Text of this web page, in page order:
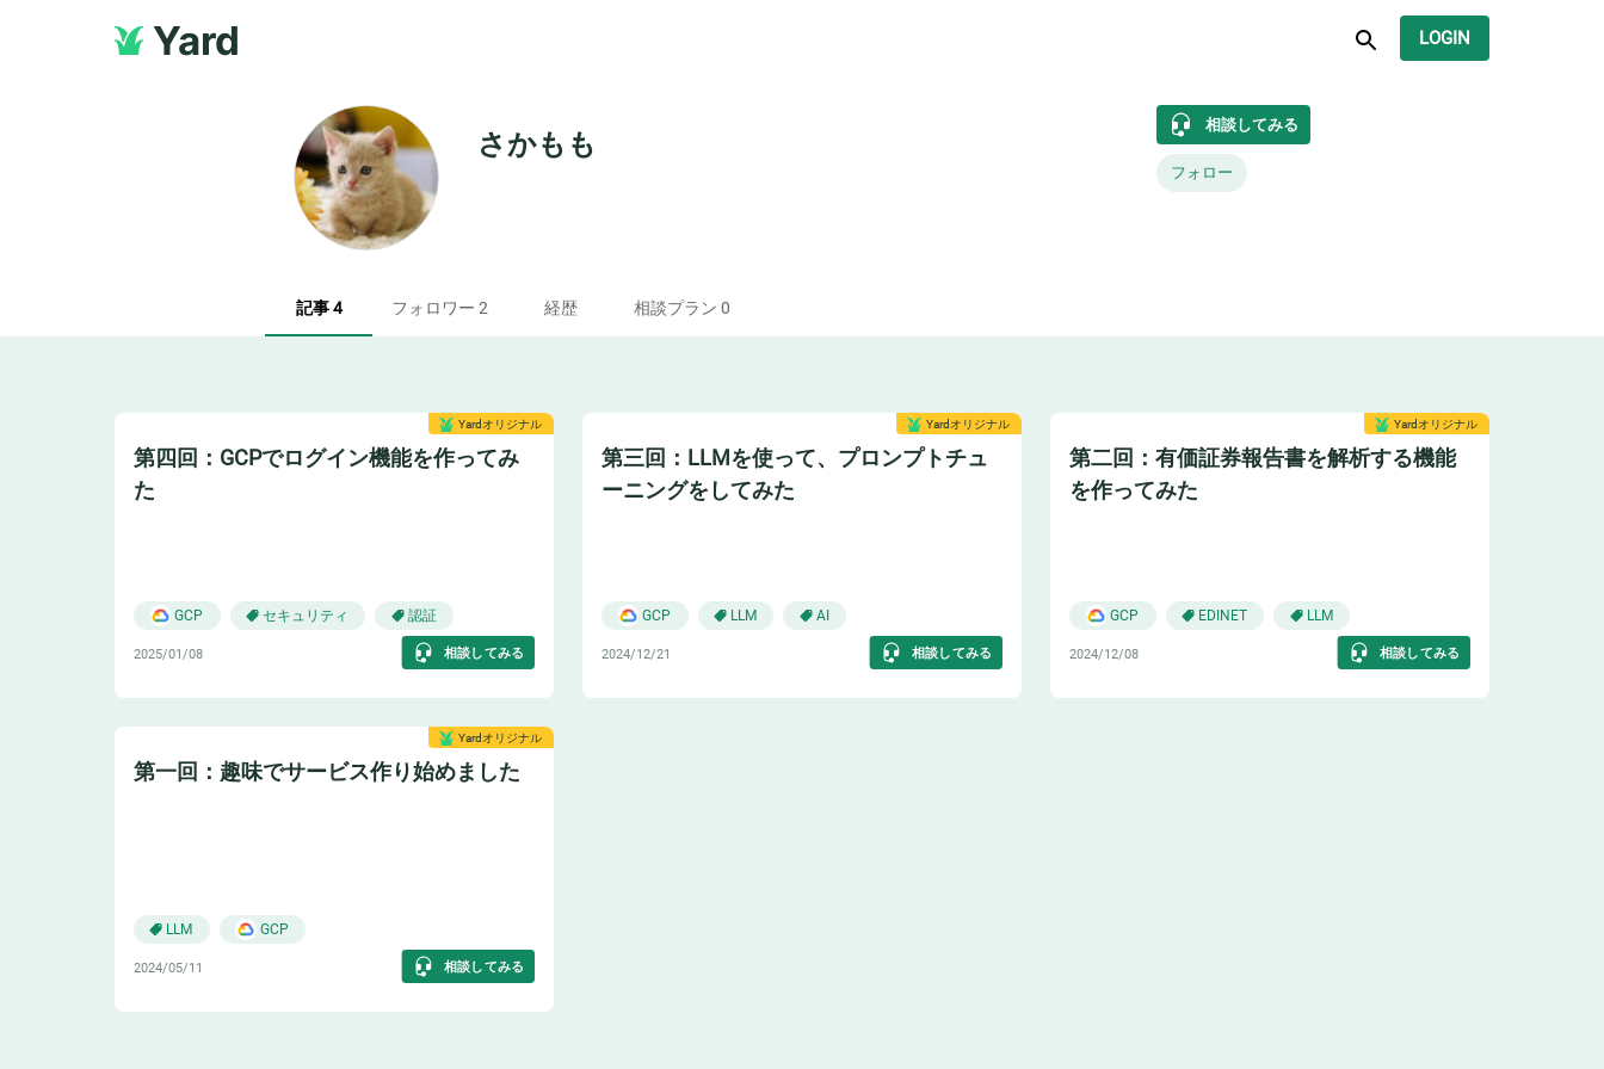
Yard LOGIN
さかもも
相談してみる
フォロー
記事 4 フォロワー 2 経歴 相談プラン 0
Yardオリジナル
第四回：GCPでログイン機能を作ってみ
た
GCP セキュリティ 認証
2025/01/08 相談してみる
Yardオリジナル
第三回：LLMを使って、プロンプトチュ
ーニングをしてみた
GCP LLM AI
2024/12/21 相談してみる
Yardオリジナル
第二回：有価証券報告書を解析する機能
を作ってみた
GCP EDINET LLM
2024/12/08 相談してみる
Yardオリジナル
第一回：趣味でサービス作り始めました
LLM GCP
2024/05/11 相談してみる